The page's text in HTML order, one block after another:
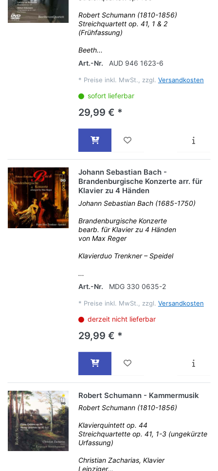
Robert Schumann (1810-1856)
Streichquartett op. 41, 1 & 2
(Frühfassung)
Beeth...
Art.-Nr.
AUD 946 1623-6
* Preise inkl. MwSt., zzgl. Versandkosten
sofort lieferbar
29,99 € *
Johann Sebastian Bach -
Brandenburgische Konzerte arr. für
Klavier zu 4 Händen
Johann Sebastian Bach (1685-1750)
Brandenburgische Konzerte
bearb. für Klavier zu 4 Händen
von Max Reger
Klavierduo Trenkner – Speidel
...
Art.-Nr.
MDG 330 0635-2
* Preise inkl. MwSt., zzgl. Versandkosten
derzeit nicht lieferbar
29,99 € *
Robert Schumann - Kammermusik
Robert Schumann (1810-1856)
Klavierquintett op. 44
Streichquartette op. 41, 1-3 (ungekürzte
Urfassung)
Christian Zacharias, Klavier
Leipziger...